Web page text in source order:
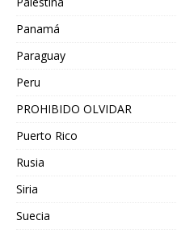
Panamá
Paraguay
Peru
PROHIBIDO OLVIDAR
Puerto Rico
Rusia
Siria
Suecia